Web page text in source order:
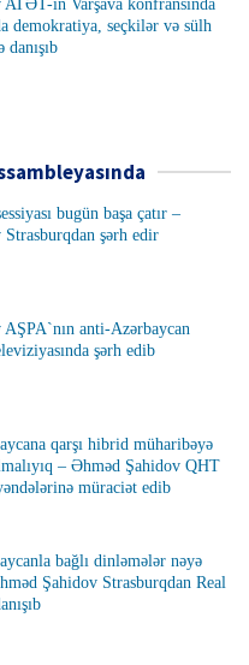
in Varşava konfransında
demokratiya, seçkilər və sülh
bugün başa çatır –
şərh edir
anti-Azərbaycan
şərh edib
qarşı hibrid müharibəyə
– Əhməd Şahidov QHT
müraciət edib
bağlı dinləmələr nəyə
Şahidov Strasburqdan Real